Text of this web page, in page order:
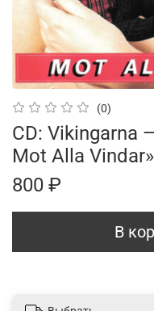
(0)
CD: Vikingarna
Mot Alla
800 ₽
В